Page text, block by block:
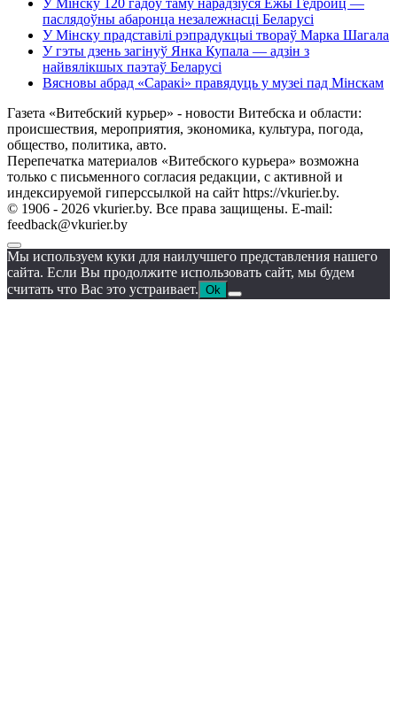
паслядоўны абаронца незалежнасці Беларусі
У Мінску прадставілі рэпрадукцыі твораў Марка Шагала
У гэты дзень загінуў Янка Купала — адзін з
найвялікшых паэтаў Беларусі
Вясновы абрад «Саракі» правядуць у музеі пад Мінскам
Газета «Витебский курьер» - новости Витебска и области:
происшествия, мероприятия, экономика, культура, погода,
общество, политика, авто.
Перепечатка материалов «Витебского курьера» возможна
только с письменного согласия редакции, с активной и
индексируемой гиперссылкой на сайт https://vkurier.by.
© 1906 - 2026 vkurier.by. Все права защищены. E-mail:
feedback@vkurier.by
Мы используем куки для наилучшего представления нашего
сайта. Если Вы продолжите использовать сайт, мы будем
считать что Вас это устраивает. Ok